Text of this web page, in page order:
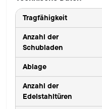
Tragfähigkeit
Anzahl der
Schubladen
Ablage
Anzahl der
Edelstahltüren